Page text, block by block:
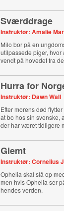
Sværddrage
Instruktør: Amalie
Milo bor på en
utilpassede piger, hvor
vendt på hovedet fra
Hurra for
Instruktør: Dawn Wall
Efter morens død
at bo hos sin svenske,
der har været tidligere
Glemt
Instruktør: Cornelius
Ophelia skal slå op
men hvis Ophelia ser
hendes verden.